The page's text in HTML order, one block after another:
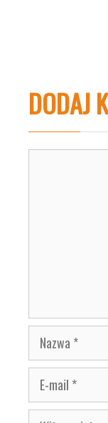
DODAJ
Nazwa
E-
mail
Witryna